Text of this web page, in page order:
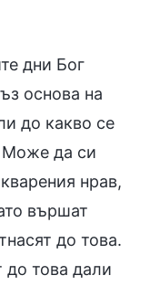
дни Бог
основа на
до какво се
Може да си
нрав,
вършат
до това.
до това дали